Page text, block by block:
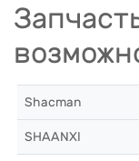
Shacman
SHAANXI